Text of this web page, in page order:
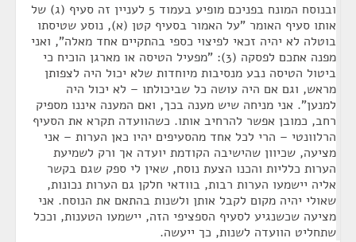
ובנוסח המונח בפניכם מופיע בעמוד 5 לעניין זה סעיף (ג) של
אותו סעיף האומר "על האמור בסעיף קטן (א), נוסע שטיסתו
בוטלה לא יהיה זכאי לפיצוי כספי בהתקיים אחד מאלה", ואני
מפנה אתכם לפסקה (3): "מפעיל הטיסה או מארגן הוכיח כי
ביטול הטיסה נבע מנסיבות מיוחדות שלא יכול היה לצפותן
מראש, וגם אם היה עושה כל שביכולתו – לא יכול היה
למנען". אני מניחה שיש מענה בכך, ואם המענה איננו מספיק
רחב, כמובן אפשר להרחיב אותו. כשהוועדה תקרא את הסעיף
הרלוונטי – הרי לכל אחד מהסעיפים יהיו כאן הערות – אני
מציעה, שכיוון שהישיבה הקודמת יועדה אך ורק לשמיעת
הערות כלליות והכנו הצעת נוסח, שאין לי ספק שגם בקשר
אליה יישמעו הערות רבות, בוודאי חלקן גם הערות נכונות,
שאולי יהיה מקום לקבל אותן ולשנות בהתאם את הנוסח. אני
מציעה שכשנגיע לסעיף הספציפי הזה, יישמעו הטענות, וככל
שתחליט הוועדה לשנות, כך ייעשה.